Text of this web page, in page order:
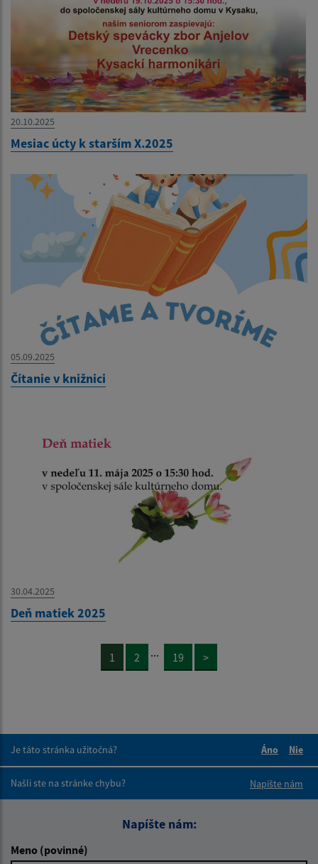
20.10.2025
Mesiac úcty k starším X.2025
05.09.2025
Čítanie v knižnici
30.04.2025
Deň matiek 2025
1 2 ... 19 >
Je táto stránka užitočná?
Áno
Nie
Našli ste na stránke chybu?
Napíšte nám
Napíšte nám:
Meno (povinné)